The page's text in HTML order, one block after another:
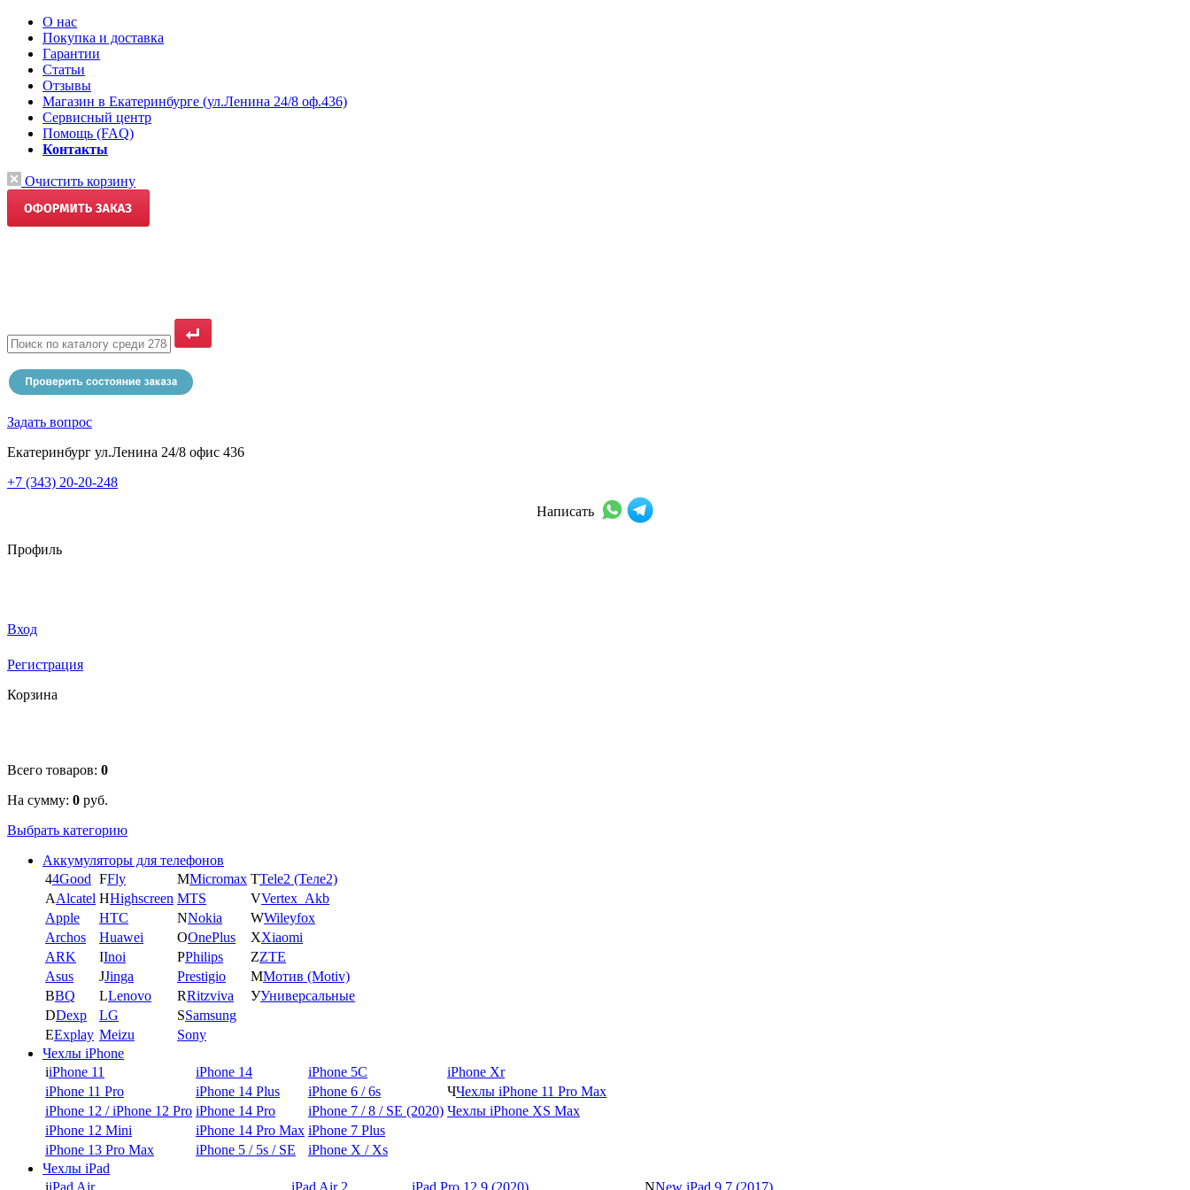
О нас
Покупка и доставка
Гарантии
Статьи
Отзывы
Магазин в Екатеринбурге (ул.Ленина 24/8 оф.436)
Сервисный центр
Помощь (FAQ)
Контакты
Очистить корзину
Задать вопрос
Екатеринбург ул.Ленина 24/8 офис 436
+7 (343) 20-20-248
Написать
Профиль
Вход
Регистрация
Корзина
Всего товаров: 0
На сумму: 0 руб.
Выбрать категорию
Аккумуляторы для телефонов
44Good FFly MMicromax TTele2 (Теле2)
AAlcatel HHighscreen MTS VVertex_Akb
Apple
HTC NNokia WWileyfox
Archos
Huawei OOnePlus XXiaomi
ARK
IInoi PPhilips ZZTE
Asus
JJinga Prestigio ММотив (Motiv)
BBQ LLenovo RRitzviva УУниверсальные
DDexp LG SSamsung
EExplay Meizu
Sony
Чехлы iPhone
iiPhone 11 iPhone 14 iPhone 5C
iPhone Xr
iPhone 11 Pro
iPhone 14 Plus iPhone 6 / 6s ЧЧехлы iPhone 11 Pro Max
iPhone 12 / iPhone 12 Pro iPhone 14 Pro iPhone 7 / 8 / SE (2020) Чехлы iPhone XS Max
iPhone 12 Mini
iPhone 14 Pro Max iPhone 7 Plus
iPhone 13 Pro Max
iPhone 5 / 5s / SE
iPhone X / Xs
Чехлы iPad
iiPad Air iPad Air 2 iPad Pro 12.9 (2020) NNew iPad 9.7 (2017)